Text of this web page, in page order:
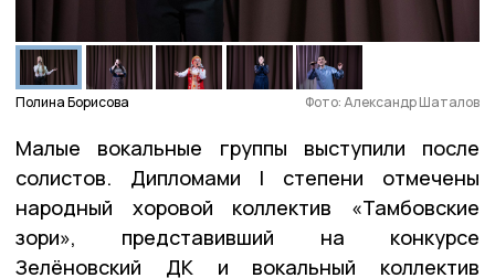
Полина Борисова Фото: Александр Шаталов
Малые вокальные группы выступили после
солистов. Дипломами I степени отмечены
народный хоровой коллектив «Тамбовские
зори», представивший на конкурсе
Зелёновский ДК и вокальный коллектив